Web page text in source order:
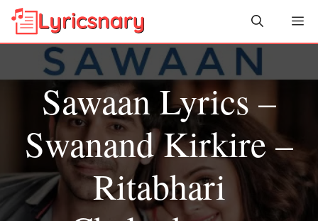
Skip
Sawaan Lyrics –
Swanand Kirkire –
Ritabhari